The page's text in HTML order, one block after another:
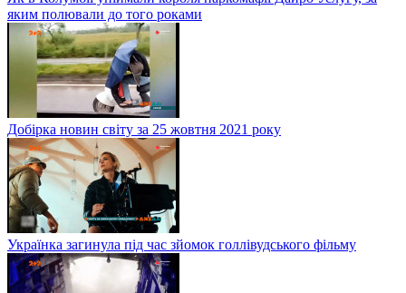
яким полювали до того роками
Добірка новин світу за 25 жовтня 2021 року
Українка загинула під час зйомок голлівудського фільму